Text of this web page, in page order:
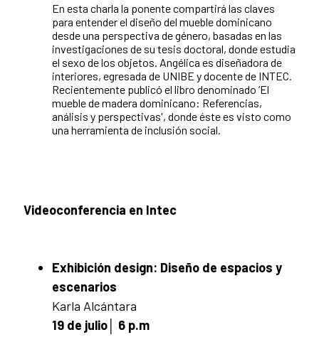
En esta charla la ponente compartirá las claves
para entender el diseño del mueble dominicano
desde una perspectiva de género, basadas en las
investigaciones de su tesis doctoral, donde estudia
el sexo de los objetos. Angélica es diseñadora de
interiores, egresada de UNIBE y docente de INTEC.
Recientemente publicó el libro denominado ‘El
mueble de madera dominicano: Referencias,
análisis y perspectivas', donde éste es visto como
una herramienta de inclusión social.
Videoconferencia en Intec
Exhibición design: Diseño de espacios y
escenarios
Karla Alcántara
19 de julio│ 6 p.m